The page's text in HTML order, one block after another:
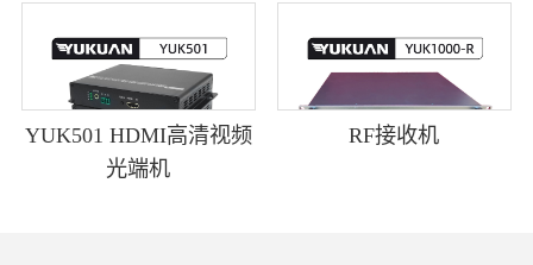
YUK501 HDMI高清视频
光端机
RF接收机